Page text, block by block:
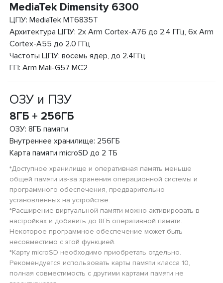
MediaTek Dimensity 6300
ЦПУ: MediaTek MT6835T
Архитектура ЦПУ: 2x Arm Cortex-A76 до 2.4 ГГц, 6x Arm
Cortex-A55 до 2.0 ГГц
Частоты ЦПУ: восемь ядер, до 2.4ГГц
ГП: Arm Mali-G57 MC2
ОЗУ и ПЗУ
8ГБ + 256ГБ
ОЗУ: 8ГБ памяти
Внутреннее хранилище: 256ГБ
Карта памяти microSD до 2 ТБ
*Доступное хранилище и оперативная память меньше
общей памяти из-за хранения операционной системы и
программного обеспечения, предварительно
установленных на устройстве.
*Расширение виртуальной памяти можно активировать в
настройках и добавить до 8ГБ оперативной памяти.
Некоторое программное обеспечение может быть
несовместимо с этой функцией.
*Карту microSD необходимо приобретать отдельно.
Рекомендуется использовать карты памяти класса 10,
полная совместимость с другими картами памяти не